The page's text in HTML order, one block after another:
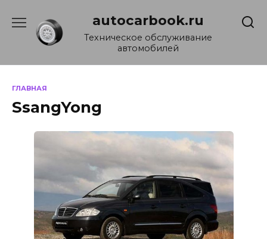
содержанию
autocarbook.ru
Техническое обслуживание
автомобилей
ГЛАВНАЯ
SsangYong